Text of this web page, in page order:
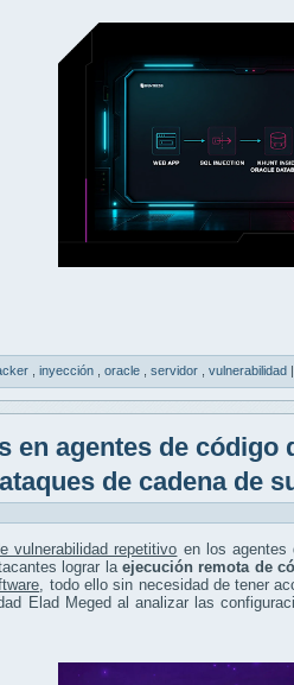
inyección oracle servidor vulnerabilidad
en agentes de código
de cadena de
vulnerabilidad repetitivo en los
lograr la ejecución remota de
, todo ello sin necesidad de tener
Elad Meged al analizar las